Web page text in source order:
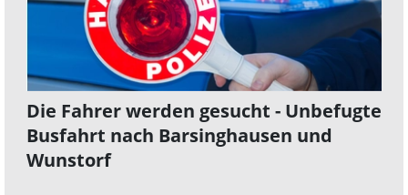
Die Fahrer werden gesucht - Unbefugte
Busfahrt nach Barsinghausen und
Wunstorf